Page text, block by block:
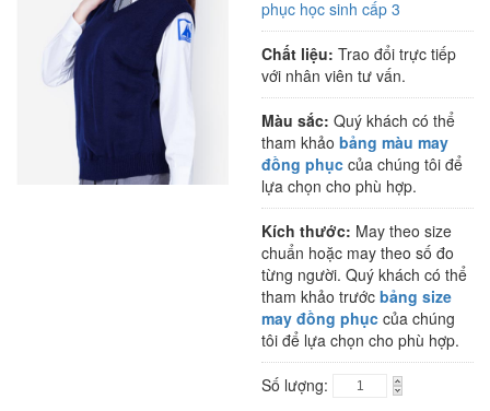
phục học sinh cấp 3
Chất liệu: Trao đổi trực tiếp
với nhân viên tư vấn.
Màu sắc: Quý khách có thể
tham khảo bảng màu may
đồng phục của chúng tôi để
lựa chọn cho phù hợp.
Kích thước: May theo size
chuẩn hoặc may theo số đo
từng người. Quý khách có thể
tham khảo trước bảng size
may đồng phục của chúng
tôi để lựa chọn cho phù hợp.
Số lượng: